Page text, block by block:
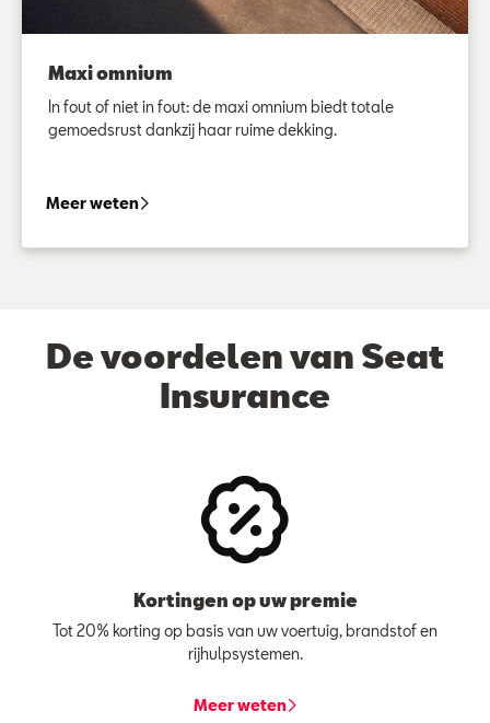
Maxi omnium
In fout of niet in fout: de maxi omnium biedt totale
gemoedsrust dankzij haar ruime dekking.
Meer wetenMaxi omnium
De voordelen van Seat
Insurance
Kortingen op uw premie
Tot 20% korting op basis van uw voertuig, brandstof en
rijhulpsystemen.
Meer weten